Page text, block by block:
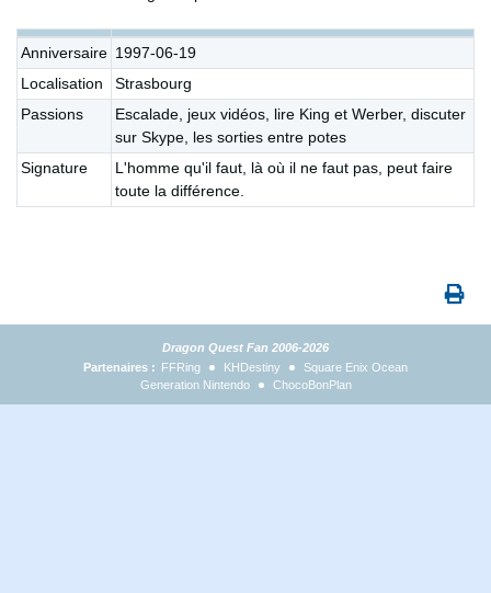
Anniversaire 1997-06-19
Localisation
Strasbourg
Passions
Escalade, jeux vidéos, lire King et Werber, discuter
sur Skype, les sorties entre potes
Signature
L'homme qu'il faut, là où il ne faut pas, peut faire
toute la différence.
Dragon Quest Fan 2006-2026
Partenaires : FFRing KHDestiny
Square Enix Ocean
Generation Nintendo
ChocoBonPlan